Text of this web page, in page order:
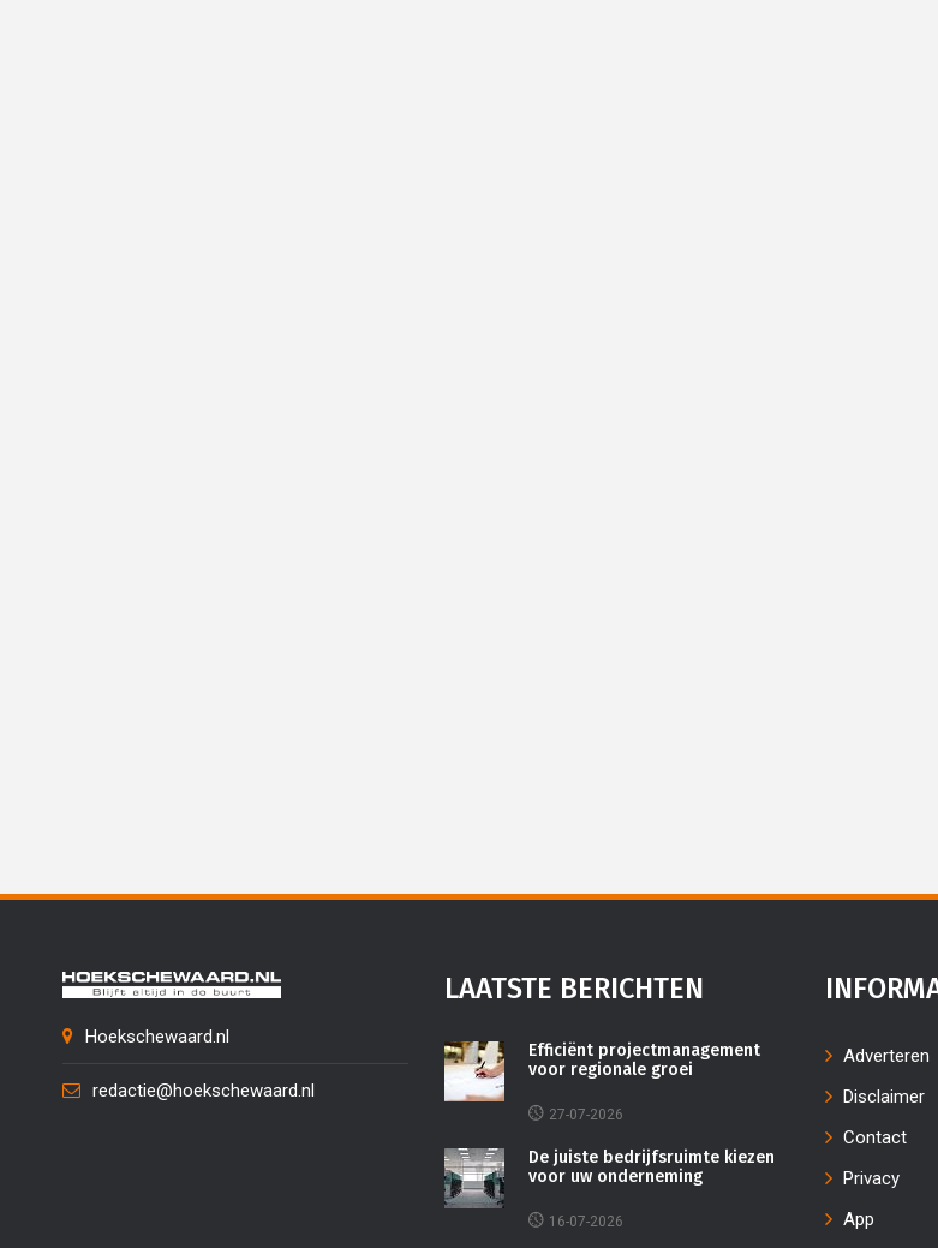
Hoekschewaard.nl
redactie@hoekschewaard.nl
LAATSTE BERICHTEN
Efficiënt projectmanagement
voor regionale groei
27-07-2026
De juiste bedrijfsruimte kiezen
voor uw onderneming
16-07-2026
Adverteren
Disclaimer
Contact
Privacy
App